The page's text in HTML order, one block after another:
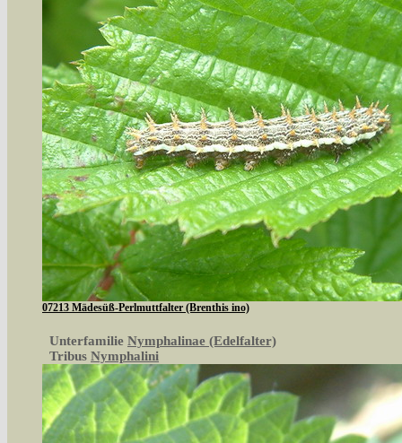
07213 Mädesüß-Perlmuttfalter (Brenthis ino)
Unterfamilie Nymphalinae (Edelfalter)
Tribus Nymphalini